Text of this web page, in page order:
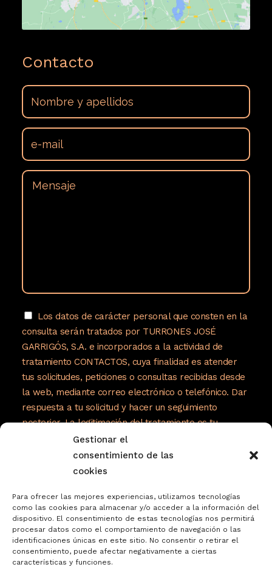
Gestionar el
consentimiento de las
cookies
Para ofrecer las mejores experiencias, utilizamos tecnologías
como las cookies para almacenar y/o acceder a la información del
dispositivo. El consentimiento de estas tecnologías nos permitirá
procesar datos como el comportamiento de navegación o las
identificaciones únicas en este sitio. No consentir o retirar el
consentimiento, puede afectar negativamente a ciertas
características y funciones.
Contacto
Los datos de carácter personal que consten en la
consulta serán tratados por TURRONES JOSÉ
GARRIGÓS, S.A. e incorporados a la actividad de
tratamiento CONTACTOS, cuya finalidad es atender
tus solicitudes, peticiones o consultas recibidas desde
la web, mediante correo electrónico o telefónico. Dar
respuesta a tu solicitud y hacer un seguimiento
posterior. La legitimación del tratamiento es tu
consentimiento. Tus datos no serán cedidos a
terceros. Tienes derecho a acceder, rectificar y
suprimir tus datos, así como otros derechos como se
https://www.adelopd.com/privacidad/turrones-
jose-garrigos-sa